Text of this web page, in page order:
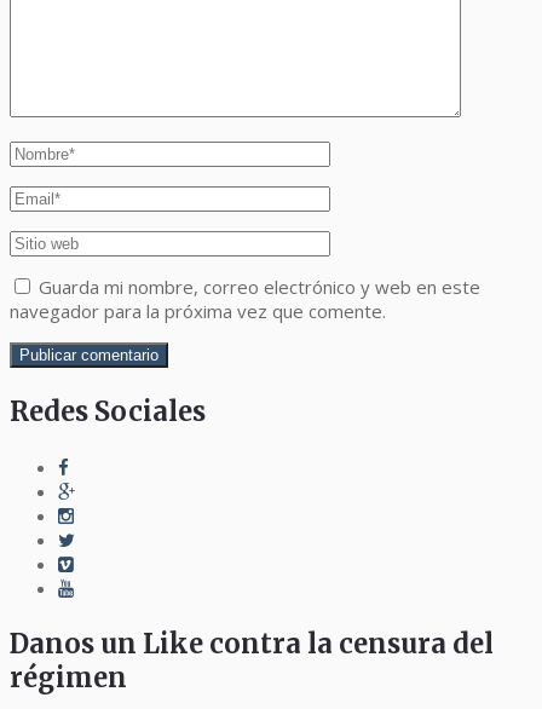
Guarda mi nombre, correo electrónico y web en este
navegador para la próxima vez que comente.
Redes Sociales
Danos un Like contra la censura del
régimen